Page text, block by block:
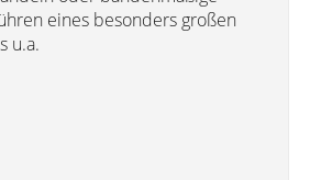
eines besonders großen
u.a.